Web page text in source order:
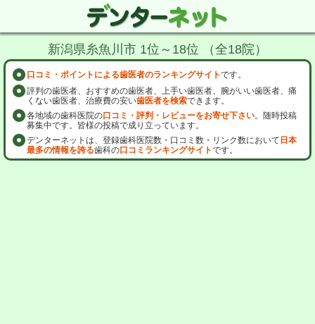
新潟県糸魚川市 1位～18位 （全18院）
口コミ・ポイントによる歯医者のランキングサイトです。
評判の歯医者、おすすめの歯医者、上手い歯医者、腕がいい歯医者、痛
くない歯医者、治療費の安い歯医者を検索できます。
各地域の歯科医院の口コミ・評判・レビューをお寄せ下さい。随時投稿
募集中です。皆様の投稿で成り立っています。
デンターネットは、登録歯科医院数・口コミ数・リンク数において 日本
最多の情報を誇る歯科の口コミランキングサイトです。